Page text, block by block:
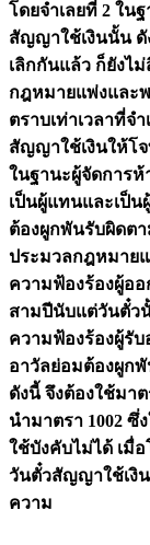
โดยจำเลยที่ 2 ใน
สัญญาใช้เงินนั้น ดั
เลิกกันแล้ว ก็ยังไ
กฎหมายแพ่งและ
ตราบเท่าเวลาที่จ
สัญญาใช้เงินให้โ
ในฐานะผู้จัดการห้
เป็นผู้แทนและเป็น
ต้องผูกพันรับผิดต
ประมวลกฎหมาย
ความฟ้องร้องผู้อ
สามปีนับแต่วันตั๋ว
ความฟ้องร้องผู้รั
อาวัลย่อมต้องผูก
ดังนี้ จึงต้องใช้มา
นำมาตรา 1002 ซึ่
ใช้บังคับไม่ได้ เมื่
วันตั๋วสัญญาใช้เงิ
ความ